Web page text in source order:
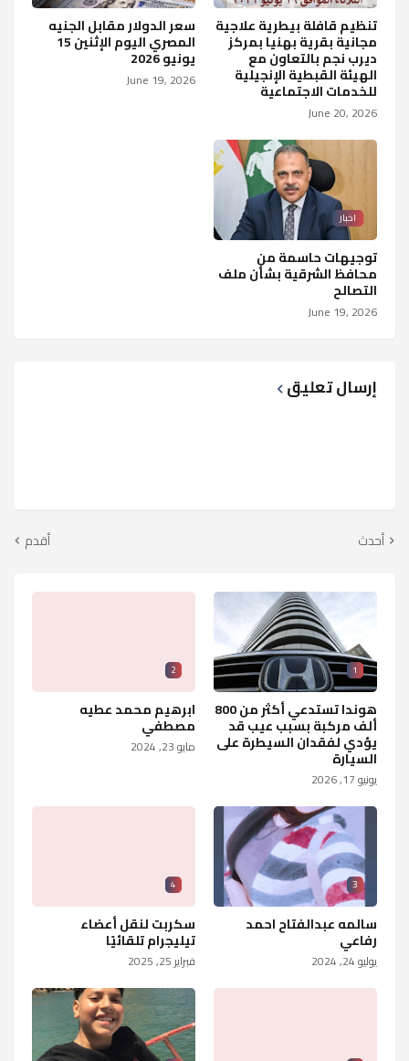
تنظيم قافلة بيطرية علاجية
مجانية بقرية بهنيا بمركز
ديرب نجم بالتعاون مع
الهيئة القبطية الإنجيلية
للخدمات الاجتماعية
June 20, 2026
سعر الدولار مقابل الجنيه
المصري اليوم الإثنين 15
يونيو 2026
June 19, 2026
اخبار
توجيهات حاسمة من
محافظ الشرقية بشأن ملف
التصالح
June 19, 2026
إرسال تعليق
أحدث أقدم
1
هوندا تستدعي أكثر من 800
ألف مركبة بسبب عيب قد
يؤدي لفقدان السيطرة على
السيارة
يونيو 17, 2026
2
ابرهيم محمد عطيه
مصطفي
مايو 23, 2024
3
سالمه عبدالفتاح احمد
رفاعي
يوليو 24, 2024
4
سكربت لنقل أعضاء
تيليجرام تلقائيًا
فبراير 25, 2025